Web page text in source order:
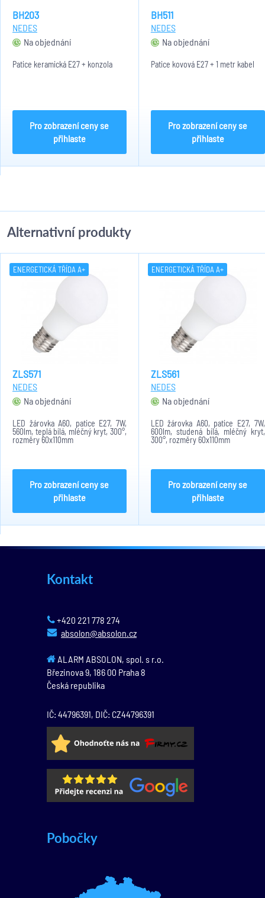
BH203
NEDES
Na objednání
Patice keramická E27 + konzola
Pro zobrazení ceny se
přihlaste
BH511
NEDES
Na objednání
Patice kovová E27 + 1 metr kabel
Pro zobrazení ceny se
přihlaste
Alternativní produkty
ENERGETICKÁ TŘÍDA A+
ZLS571
NEDES
Na objednání
LED žárovka A60, patice E27, 7W,
560lm, teplá bílá, mléčný kryt, 300°,
rozměry 60x110mm
Pro zobrazení ceny se
přihlaste
ENERGETICKÁ TŘÍDA A+
ZLS561
NEDES
Na objednání
LED žárovka A60, patice E27, 7W,
600lm, studená bílá, mléčný kryt,
300°, rozměry 60x110mm
Pro zobrazení ceny se
přihlaste
Kontakt
+420 221 778 274
absolon@absolon.cz
ALARM ABSOLON, spol. s r.o.
Březinova 9, 186 00 Praha 8
Česká republika
IČ: 44796391, DIČ: CZ44796391
Pobočky